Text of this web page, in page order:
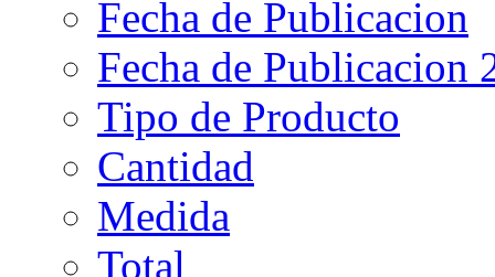
Fecha de Publicacion
Fecha de Publicacion
Tipo de Producto
Cantidad
Medida
Total